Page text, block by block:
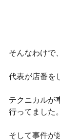
そんなわけで
代表が店番を
テクニカルが
行ってました。
そして事件が